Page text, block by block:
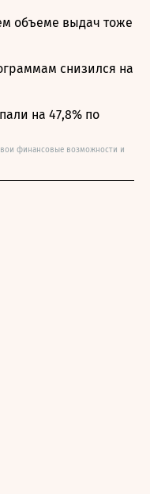
объеме выдач тоже
снизился на
на 47,8% по
финансовые возможности и